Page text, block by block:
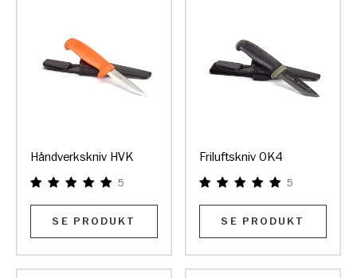
Håndverkskniv HVK
5
SE PRODUKT
Friluftskniv OK4
5
SE PRODUKT